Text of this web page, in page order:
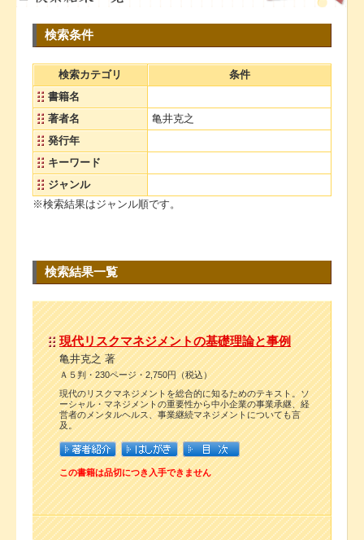
検索条件
検索カテゴリ
条件
書籍名
著者名
亀井克之
発行年
キーワード
ジャンル
※検索結果はジャンル順です。
検索結果一覧
現代リスクマネジメントの基礎理論と事例
亀井克之 著
Ａ５判・230ページ・2,750円（税込）
現代のリスクマネジメントを総合的に知るためのテキスト。ソ
ーシャル・マネジメントの重要性から中小企業の事業承継、経
営者のメンタルヘルス、事業継続マネジメントについても言
及。
この書籍は品切につき入手できません